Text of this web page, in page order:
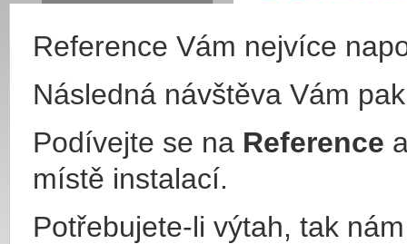
Reference Vám nejvíce
Následná návštěva Vám
Podívejte se na Reference
místě instalací.
Potřebujete-li výtah, tak